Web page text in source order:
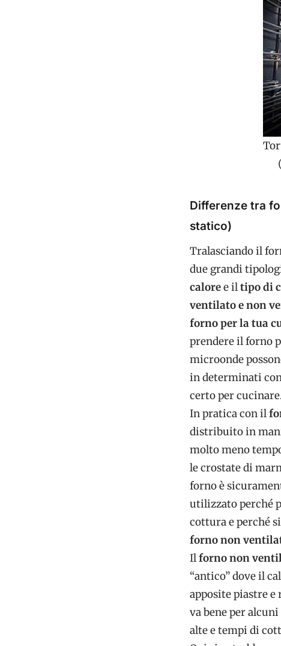
Differenze tra
statico)
Tralasciando il
due grandi
caloree iltipo di
ventilato e non
forno per la tua
prendere il forno
microonde
in determinati
certo per
In pratica con il
distribuito in
molto meno
le crostate di
forno è
utilizzato perché
cottura e perché
forno non
Ilforno non
“antico” dove il
apposite piastre e
va bene per
alte e tempi di